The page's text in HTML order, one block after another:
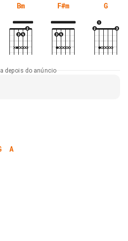
Bm F#m G
depois do anúncio
A